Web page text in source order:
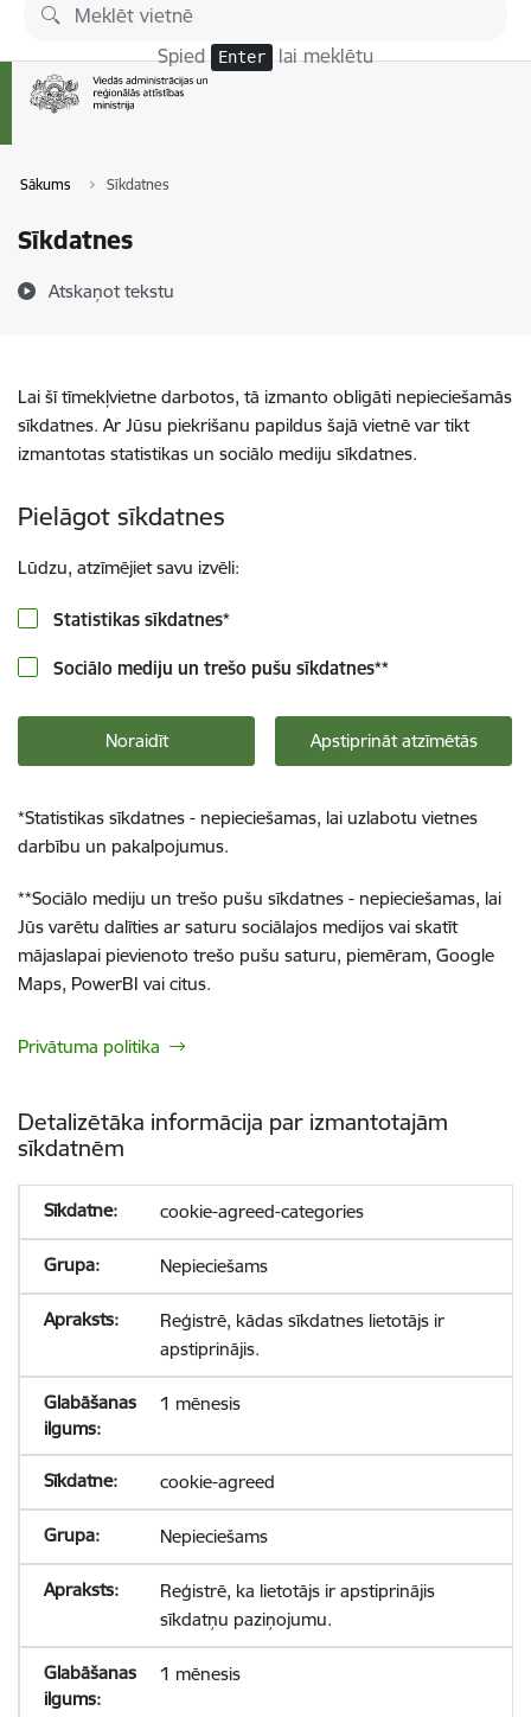
Pāriet uz lapas saturu
Spied Enter lai meklētu
Sākums Sīkdatnes
Sīkdatnes
Atskaņot tekstu
Lai šī tīmekļvietne darbotos, tā izmanto obligāti nepieciešamās
sīkdatnes. Ar Jūsu piekrišanu papildus šajā vietnē var tikt
izmantotas statistikas un sociālo mediju sīkdatnes.
Pielāgot sīkdatnes
Lūdzu, atzīmējiet savu izvēli:
Statistikas sīkdatnes*
Sociālo mediju un trešo pušu sīkdatnes**
Noraidīt Apstiprināt atzīmētās
*Statistikas sīkdatnes - nepieciešamas, lai uzlabotu vietnes
darbību un pakalpojumus.
**Sociālo mediju un trešo pušu sīkdatnes - nepieciešamas, lai
Jūs varētu dalīties ar saturu sociālajos medijos vai skatīt
mājaslapai pievienoto trešo pušu saturu, piemēram, Google
Maps, PowerBI vai citus.
Privātuma politika
Detalizētāka informācija par izmantotajām
sīkdatnēm
cookie-agreed-categories
Nepieciešams
Reģistrē, kādas sīkdatnes lietotājs ir
apstiprinājis.
1 mēnesis
cookie-agreed
Nepieciešams
Reģistrē, ka lietotājs ir apstiprinājis
sīkdatņu paziņojumu.
1 mēnesis